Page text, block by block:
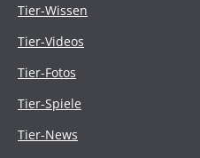
Tier-Wissen
Tier-Videos
Tier-Fotos
Tier-Spiele
Tier-News